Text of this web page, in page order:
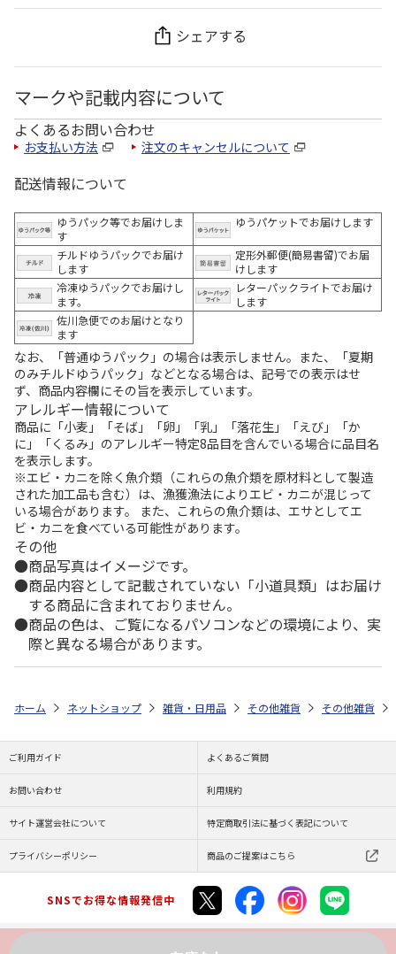
シェアする
マークや記載内容について
よくあるお問い合わせ
お支払い方法 注文のキャンセルについて
配送情報について
ゆうパック等でお届けしま
す
ゆうパケットでお届けします
チルドゆうパックでお届け
します
定形外郵便(簡易書留)でお届
けします
冷凍ゆうパックでお届けし
ます。
レターパックライトでお届け
します
佐川急便でのお届けとなり
ます
なお、「普通ゆうパック」の場合は表示しません。また、「夏期
のみチルドゆうパック」などとなる場合は、記号での表示はせ
ず、商品内容欄にその旨を表示しています。
アレルギー情報について
商品に「小麦」「そば」「卵」「乳」「落花生」「えび」「か
に」「くるみ」のアレルギー特定8品目を含んでいる場合に品目名
を表示します。
※エビ・カニを除く魚介類（これらの魚介類を原材料として製造
された加工品も含む）は、漁獲漁法によりエビ・カニが混じって
いる場合があります。 また、これらの魚介類は、エサとしてエ
ビ・カニを食べている可能性があります。
その他
商品写真はイメージです。
商品内容として記載されていない「小道具類」はお届け
する商品に含まれておりません。
商品の色は、ご覧になるパソコンなどの環境により、実
際と異なる場合があります。
ホーム ネットショップ 雑貨・日用品 その他雑貨 その他雑貨
ご利用ガイド よくあるご質問
お問い合わせ 利用規約
サイト運営会社について 特定商取引法に基づく表記について
プライバシーポリシー 商品のご提案はこちら
SNSでお得な情報発信中